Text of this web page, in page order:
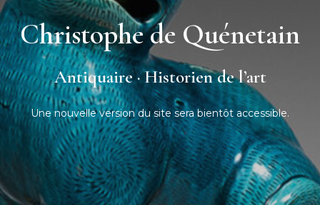
Christophe de Quénetain
Antiquaire · Historien de l’art
Une nouvelle version du site sera bientôt accessible.